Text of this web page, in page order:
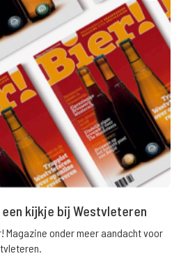
kijkje bij Westvleteren
Magazine onder meer aandacht voor